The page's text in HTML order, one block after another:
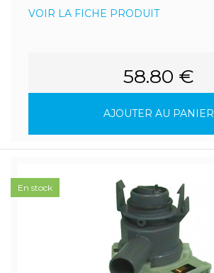
VOIR LA FICHE PRODUIT
58.80 €
AJOUTER AU PANIER
En stock